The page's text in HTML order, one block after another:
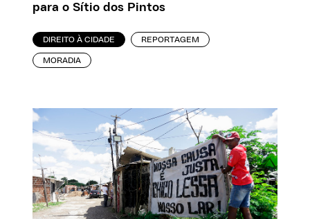
para o Sítio dos Pintos
DIREITO À CIDADE REPORTAGEM
MORADIA